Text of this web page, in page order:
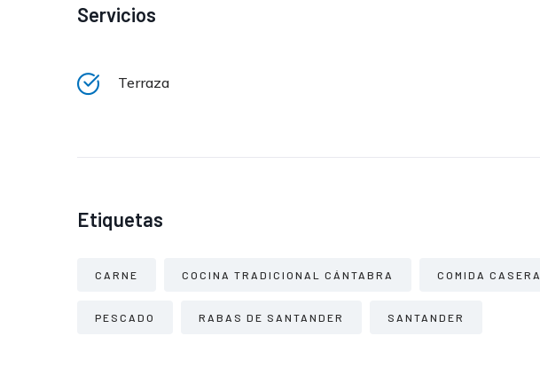
Servicios
Terraza
Etiquetas
CARNE COCINA TRADICIONAL CÁNTABRA COMIDA CASERA
PESCADO RABAS DE SANTANDER SANTANDER